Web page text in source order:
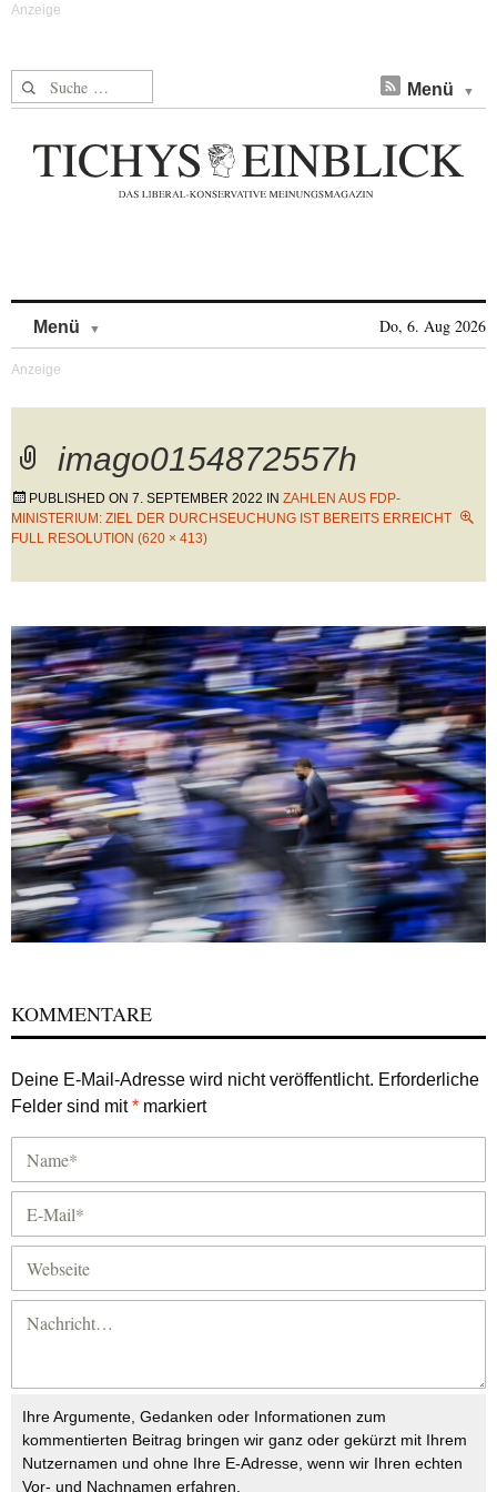
Suche nach: Menü
Menü Do, 6. Aug 2026
imago0154872557h
PUBLISHED ON 7. SEPTEMBER 2022 IN ZAHLEN AUS FDP-
MINISTERIUM: ZIEL DER DURCHSEUCHUNG IST BEREITS ERREICHT
FULL RESOLUTION (620 × 413)
KOMMENTARE
Deine E-Mail-Adresse wird nicht veröffentlicht. Erforderliche
Felder sind mit* markiert
Ihre Argumente, Gedanken oder Informationen zum
kommentierten Beitrag bringen wir ganz oder gekürzt mit Ihrem
Nutzernamen und ohne Ihre E-Adresse, wenn wir Ihren echten
Vor- und Nachnamen erfahren.